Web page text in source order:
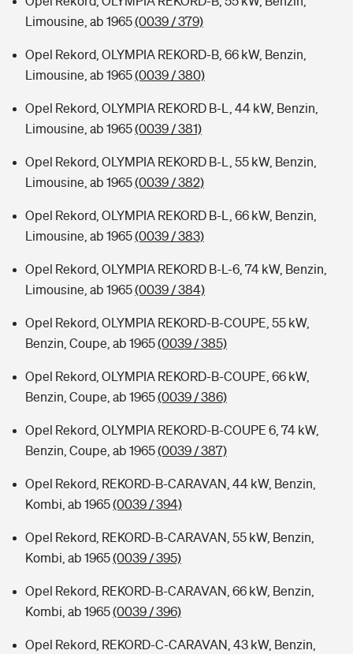
Limousine, ab 1965(0039 / 379)
Opel Rekord, OLYMPIA REKORD-B, 66 kW, Benzin,
Limousine, ab 1965(0039 / 380)
Opel Rekord, OLYMPIA REKORD B-L, 44 kW, Benzin,
Limousine, ab 1965(0039 / 381)
Opel Rekord, OLYMPIA REKORD B-L, 55 kW, Benzin,
Limousine, ab 1965(0039 / 382)
Opel Rekord, OLYMPIA REKORD B-L, 66 kW, Benzin,
Limousine, ab 1965(0039 / 383)
Opel Rekord, OLYMPIA REKORD B-L-6, 74 kW, Benzin,
Limousine, ab 1965(0039 / 384)
Opel Rekord, OLYMPIA REKORD-B-COUPE, 55 kW,
Benzin, Coupe, ab 1965(0039 / 385)
Opel Rekord, OLYMPIA REKORD-B-COUPE, 66 kW,
Benzin, Coupe, ab 1965(0039 / 386)
Opel Rekord, OLYMPIA REKORD-B-COUPE 6, 74 kW,
Benzin, Coupe, ab 1965(0039 / 387)
Opel Rekord, REKORD-B-CARAVAN, 44 kW, Benzin,
Kombi, ab 1965(0039 / 394)
Opel Rekord, REKORD-B-CARAVAN, 55 kW, Benzin,
Kombi, ab 1965(0039 / 395)
Opel Rekord, REKORD-B-CARAVAN, 66 kW, Benzin,
Kombi, ab 1965(0039 / 396)
Opel Rekord, REKORD-C-CARAVAN, 43 kW, Benzin,